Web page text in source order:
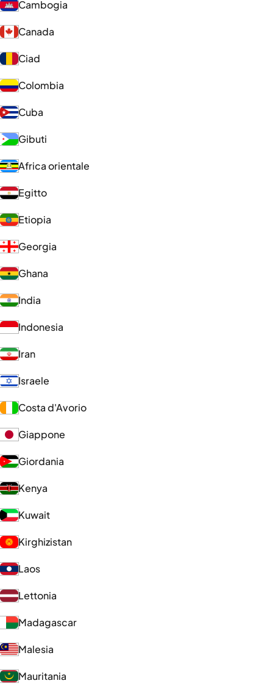
Cambogia
Canada
Ciad
Colombia
Cuba
Gibuti
Africa orientale
Egitto
Etiopia
Georgia
Ghana
India
Indonesia
Iran
Israele
Costa d'Avorio
Giappone
Giordania
Kenya
Kuwait
Kirghizistan
Laos
Lettonia
Madagascar
Malesia
Mauritania